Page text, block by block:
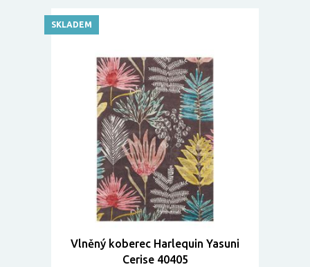
Vlněný koberec Harlequin Yasuni
Cerise 40405
SKLADEM